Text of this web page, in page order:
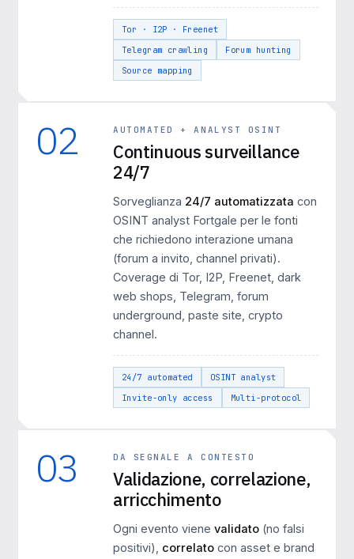
Tor · I2P · Freenet
Telegram crawling
Forum hunting
Source mapping
02 AUTOMATED + ANALYST OSINT
Continuous surveillance
24/7
Sorveglianza 24/7 automatizzata con
OSINT analyst Fortgale per le fonti
che richiedono interazione umana
(forum a invito, channel privati).
Coverage di Tor, I2P, Freenet, dark
web shops, Telegram, forum
underground, paste site, crypto
channel.
24/7 automated
OSINT analyst
Invite-only access
Multi-protocol
03 DA SEGNALE A CONTESTO
Validazione, correlazione,
arricchimento
Ogni evento viene validato (no falsi
positivi), correlato con asset e brand